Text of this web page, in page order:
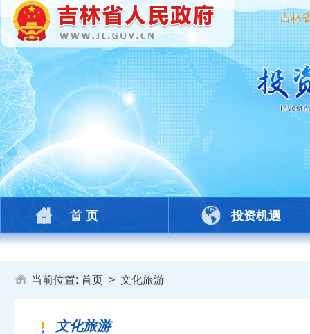
吉林
首 页 投资机遇
当前位置: 首页 > 文化旅游
文化旅游